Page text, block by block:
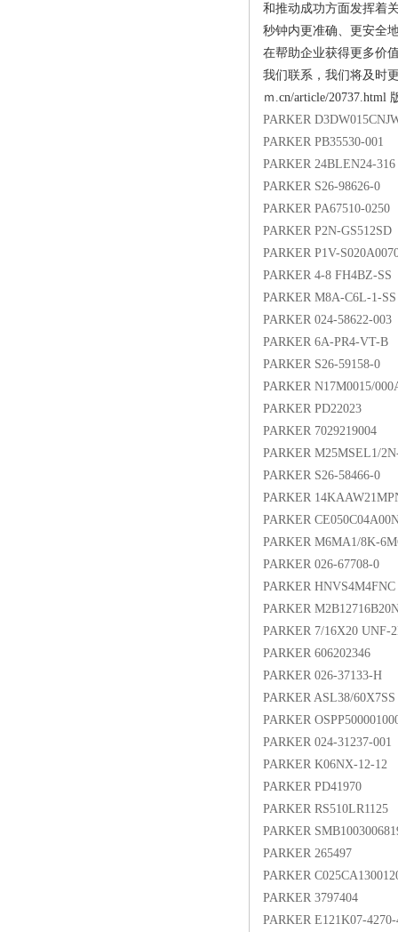
和推动成功方面发挥着
秒钟内更准确、更安全
在帮助企业获得更多价
我们联系，我们将及时
ｍ.cn/article/
PARKER
PARKER PB35530-001
PARKER 24BLEN24-316
PARKER S26-98626-0
PARKER PA67510-0250
PARKER P2N-GS512SD
PARKER P1V-
PARKER 4-8 FH4BZ-SS
PARKER M8A-C6L-1-SS
PARKER 024-58622-003
PARKER 6A-PR4-VT-B
PARKER S26-59158-0
PARKER N17M0015/
PARKER PD22023
PARKER 7029219004
PARKER M25MSEL1/
PARKER S26-58466-0
PARKER
PARKER
PARKER M6MA1/8K-
PARKER 026-67708-0
PARKER HNVS4M4FNC
PARKER
PARKER 7/16X20 UNF-
PARKER 606202346
PARKER 026-37133-H
PARKER ASL38/60X7SS
PARKER
PARKER 024-31237-001
PARKER K06NX-12-12
PARKER PD41970
PARKER RS510LR1125
PARKER
PARKER 265497
PARKER
PARKER 3797404
PARKER E121K07-